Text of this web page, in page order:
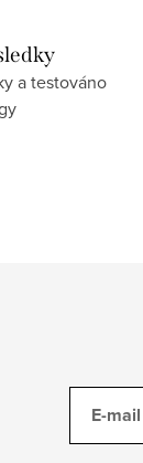
a testováno
E-mail